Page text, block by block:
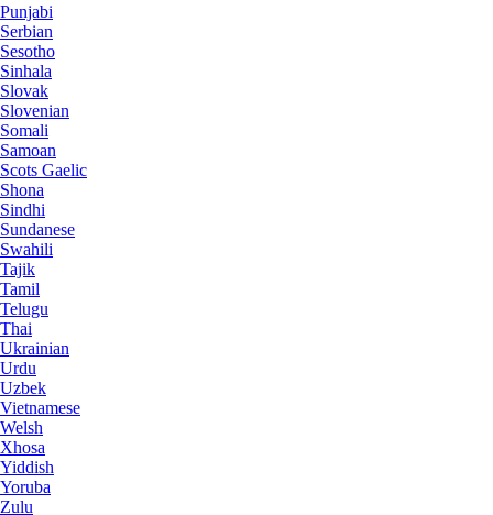
Punjabi
Serbian
Sesotho
Sinhala
Slovak
Slovenian
Somali
Samoan
Scots Gaelic
Shona
Sindhi
Sundanese
Swahili
Tajik
Tamil
Telugu
Thai
Ukrainian
Urdu
Uzbek
Vietnamese
Welsh
Xhosa
Yiddish
Yoruba
Zulu